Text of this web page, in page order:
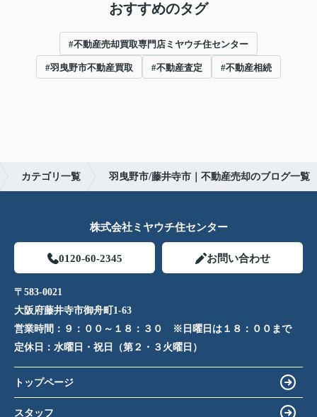
おすすめのタグ
#不動産売却買取専門店ミヤウチ住センター
#羽曳野市不動産買取 #不動産査定 #不動産相続
カテゴリ一覧 羽曳野市/藤井寺市｜不動産売却のブログ一覧
株式会社ミヤウチ住センター
0120-60-2345 お問い合わせ
〒583-0021
大阪府藤井寺市御舟町1-63
営業時間： ９：００～１８：３０ ※日曜日は１８：００まで
定休日： 水曜日・祝日（第２・３火曜日）
トップページ
スタッフ